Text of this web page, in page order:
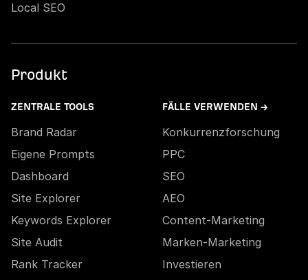
Local SEO
Produkt
ZENTRALE TOOLS
Brand Radar
Eigene Prompts
Dashboard
Site Explorer
Keywords Explorer
Site Audit
Rank Tracker
FÄLLE VERWENDEN →
Konkurrenzforschung
PPC
SEO
AEO
Content-Marketing
Marken-Marketing
Investieren